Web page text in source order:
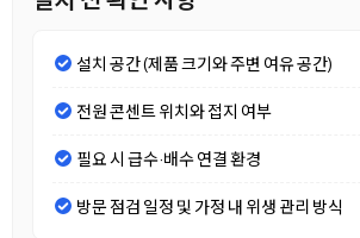
설치 공간 (제품 크기와 주변 여유 공간)
전원 콘센트 위치와 접지 여부
필요 시 급수·배수 연결 환경
방문 점검 일정 및 가정 내 위생 관리 방식